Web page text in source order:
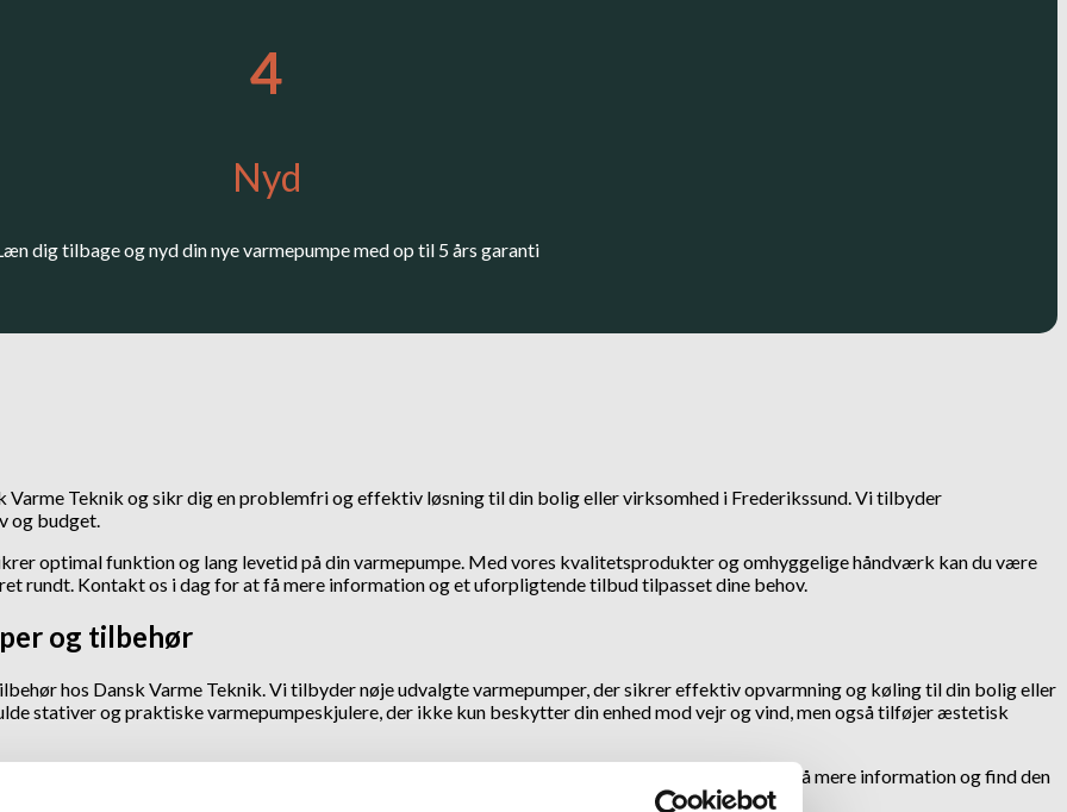
4
Nyd
dig tilbage og nyd din nye varmepumpe med op til 5 års garanti
Varme Teknik og sikr dig en problemfri og effektiv løsning til din bolig eller virksomhed i Frederikssund. Vi tilbyder
og budget.
optimal funktion og lang levetid på din varmepumpe. Med vores kvalitetsprodukter og omhyggelige håndværk kan du være
rundt. Kontakt os i dag for at få mere information og et uforpligtende tilbud tilpasset dine behov.
og tilbehør
hos Dansk Varme Teknik. Vi tilbyder nøje udvalgte varmepumper, der sikrer effektiv opvarmning og køling til din bolig eller
stativer og praktiske varmepumpeskjulere, der ikke kun beskytter din enhed mod vejr og vind, men også tilføjer æstetisk
løsninger, der opfylder dine behov og sikrer langvarig tilfredshed. Kontakt os i dag for at få mere information og find den